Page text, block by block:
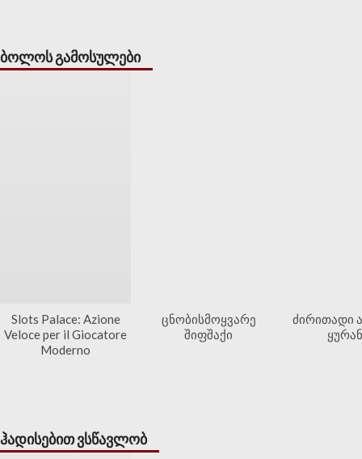
ბოლოს გამოსულები
Slots Palace: Azione
Veloce per il Giocatore
Moderno
ცნობისმოყვარე
შიფშაქი
ძირითადი
ჰადისებით ვსწავლობ